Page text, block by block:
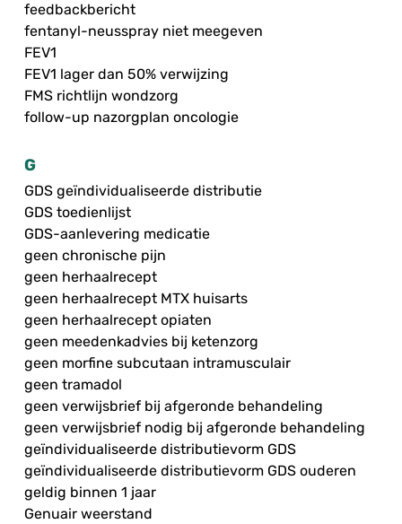
feedbackbericht
fentanyl-neusspray niet meegeven
FEV1
FEV1 lager dan 50% verwijzing
FMS richtlijn wondzorg
follow-up nazorgplan oncologie
G
GDS geïndividualiseerde distributie
GDS toedienlijst
GDS-aanlevering medicatie
geen chronische pijn
geen herhaalrecept
geen herhaalrecept MTX huisarts
geen herhaalrecept opiaten
geen meedenkadvies bij ketenzorg
geen morfine subcutaan intramusculair
geen tramadol
geen verwijsbrief bij afgeronde behandeling
geen verwijsbrief nodig bij afgeronde behandeling
geïndividualiseerde distributievorm GDS
geïndividualiseerde distributievorm GDS ouderen
geldig binnen 1 jaar
Genuair weerstand